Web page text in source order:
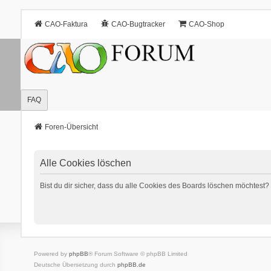
CAO-Faktura CAO-Bugtracker CAO-Shop
FAQ
Foren-Übersicht
Alle Cookies löschen
Bist du dir sicher, dass du alle Cookies des Boards löschen möchtest?
Powered by phpBB® Forum Software © phpBB Limited
Deutsche Übersetzung durch phpBB.de